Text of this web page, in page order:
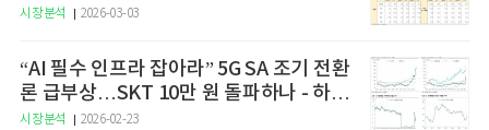
시장분석 2026-03-03
“AI 필수 인프라 잡아라” 5G SA 조기 전환
론 급부상…SKT 10만 원 돌파하나 - 하나
증권
시장분석 2026-02-23